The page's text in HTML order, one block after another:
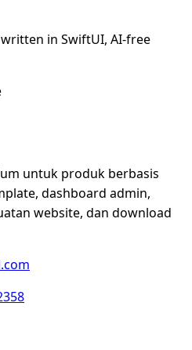
in SwiftUI, AI-free
untuk produk berbasis
dashboard admin,
website, dan download